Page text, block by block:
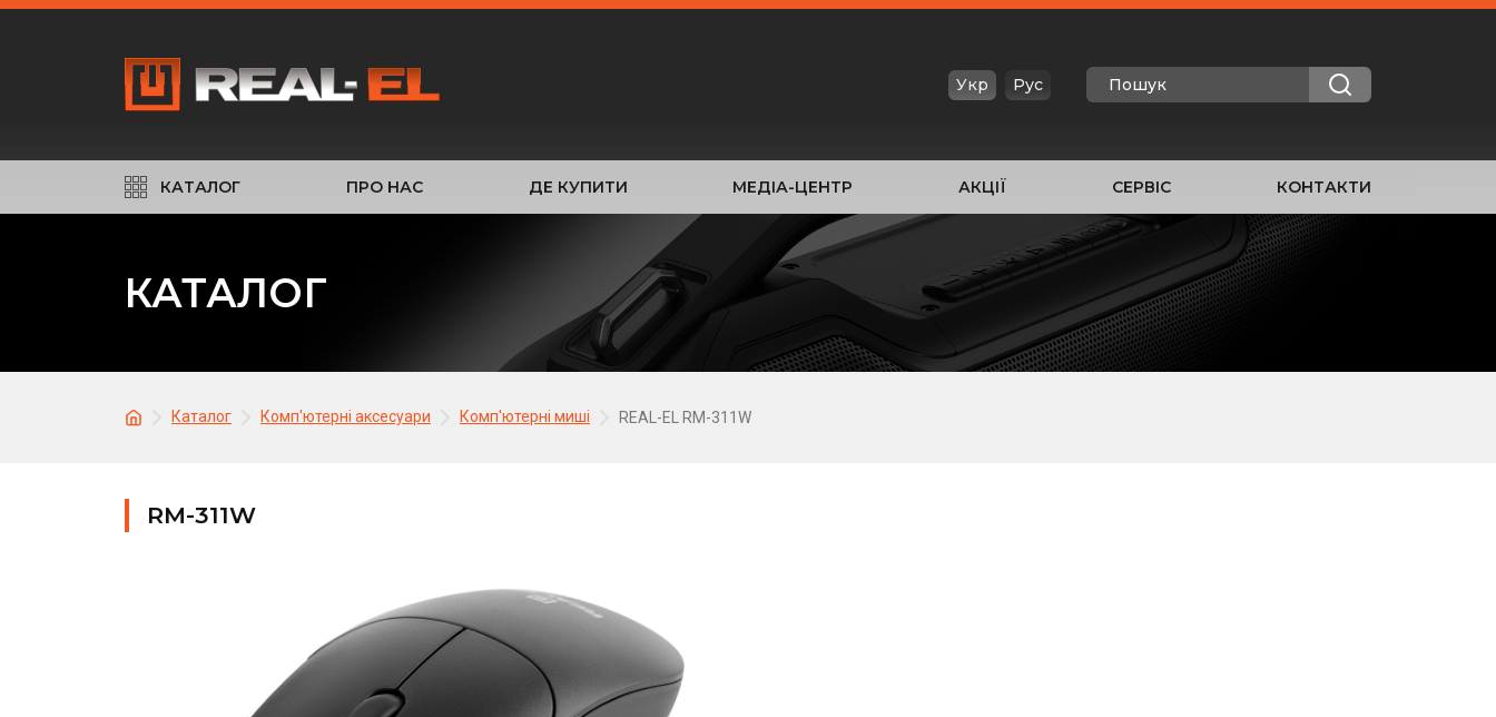
Укр Рус
КАТАЛОГ ПРО НАС ДЕ КУПИТИ МЕДІА-ЦЕНТР АКЦІЇ СЕРВІС КОНТАКТИ
КАТАЛОГ
Каталог Комп'ютерні аксесуари Комп'ютерні миші REAL-EL RM-311W
RM-311W